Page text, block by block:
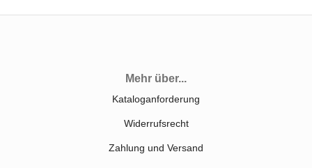
Mehr über...
Kataloganforderung
Widerrufsrecht
Zahlung und Versand